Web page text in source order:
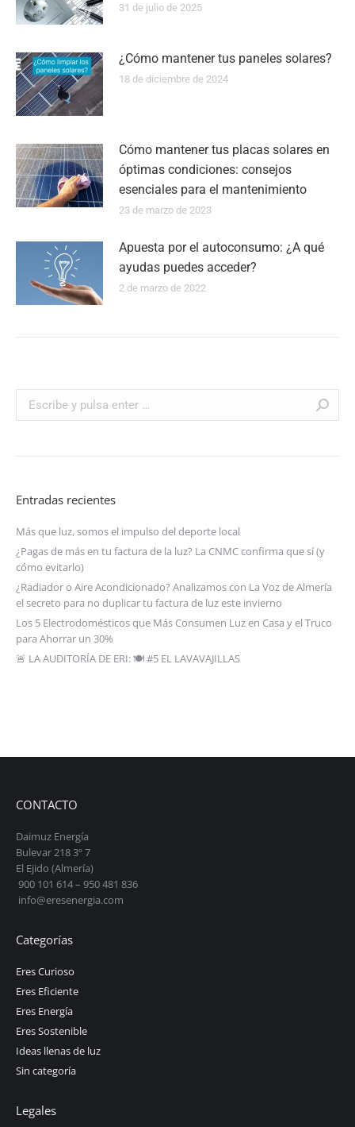
31 de julio de 2025
¿Cómo mantener tus paneles solares?
18 de diciembre de 2024
Cómo mantener tus placas solares en
óptimas condiciones: consejos
esenciales para el mantenimiento
23 de marzo de 2023
Apuesta por el autoconsumo: ¿A qué
ayudas puedes acceder?
2 de marzo de 2022
Entradas recientes
Más que luz, somos el impulso del deporte local
¿Pagas de más en tu factura de la luz? La CNMC confirma que sí (y
cómo evitarlo)
¿Radiador o Aire Acondicionado? Analizamos con La Voz de Almería
el secreto para no duplicar tu factura de luz este invierno
Los 5 Electrodomésticos que Más Consumen Luz en Casa y el Truco
para Ahorrar un 30%
🚨 LA AUDITORÍA DE ERI: 🍽️ #5 EL LAVAVAJILLAS
CONTACTO
Daimuz Energía
Bulevar 218 3º 7
El Ejido (Almería)
900 101 614 – 950 481 836
info@eresenergia.com
Categorías
Eres Curioso
Eres Eficiente
Eres Energía
Eres Sostenible
Ideas llenas de luz
Sin categoría
Legales